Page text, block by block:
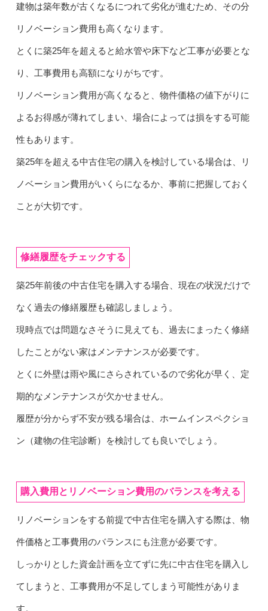
建物は築年数が古くなるにつれて劣化が進むため、その分
リノベーション費用も高くなります。
とくに築25年を超えると給水管や床下など工事が必要とな
り、工事費用も高額になりがちです。
リノベーション費用が高くなると、物件価格の値下がりに
よるお得感が薄れてしまい、場合によっては損をする可能
性もあります。
築25年を超える中古住宅の購入を検討している場合は、リ
ノベーション費用がいくらになるか、事前に把握しておく
ことが大切です。
修繕履歴をチェックする
築25年前後の中古住宅を購入する場合、現在の状況だけで
なく過去の修繕履歴も確認しましょう。
現時点では問題なさそうに見えても、過去にまったく修繕
したことがない家はメンテナンスが必要です。
とくに外壁は雨や風にさらされているので劣化が早く、定
期的なメンテナンスが欠かせません。
履歴が分からず不安が残る場合は、ホームインスペクショ
ン（建物の住宅診断）を検討しても良いでしょう。
購入費用とリノベーション費用のバランスを考える
リノベーションをする前提で中古住宅を購入する際は、物
件価格と工事費用のバランスにも注意が必要です。
しっかりとした資金計画を立てずに先に中古住宅を購入し
てしまうと、工事費用が不足してしまう可能性がありま
す。